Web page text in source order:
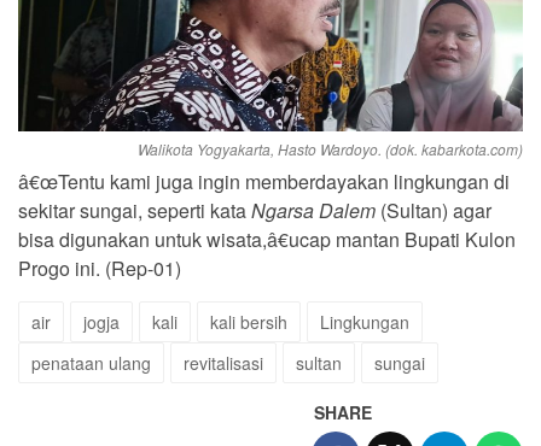
Walikota Yogyakarta, Hasto Wardoyo. (dok. kabarkota.com)
â€œTentu kami juga ingin memberdayakan lingkungan di
sekitar sungai, seperti kataNgarsa Dalem (Sultan) agar
bisa digunakan untuk wisata,â€ucap mantan Bupati Kulon
Progo ini. (Rep-01)
air jogja kali kali bersih
Lingkungan
penataan ulang
revitalisasi sultan sungai
SHARE